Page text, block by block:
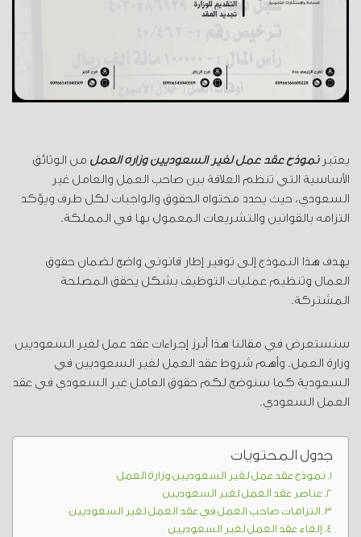
يعتبرنموذج عقد عمل لغير السعوديين وزارة العمل من الوثائق
الأساسية التي تنظم العلاقة بين صاحب العمل والعامل غير
السعودي، حيث يحدد محتواه الحقوق والواجبات لكل طرف ويؤكد
التزامه بالقوانين والتشريعات المعمول بها في المملكة.
يهدف هذا النموذج إلى توفير إطار قانوني واضح لضمان حقوق
العمال وتنظيم عمليات التوظيف بشكل يحقق المصلحة
المشتركة.
سنستعرض في مقالنا هذا أبرز إجراءات عقد عمل لغير السعوديين
وزارة العمل. وأهم شروط عقد العمل لغير السعوديين في
السعودية كما سنوضح لكم حقوق العامل غير السعودي في عقد
العمل السعودي.
جدول المحتويات
نموذج عقد عمل لغير السعوديين وزارة العمل
عناصر عقد العمل لغير السعوديين
التزامات صاحب العمل في عقد العمل لغير السعوديين
إلغاء عقد العمل لغير السعوديين